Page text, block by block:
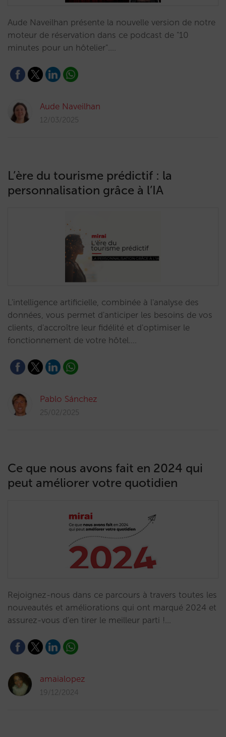
Aude Naveilhan présente la nouvelle version de notre
moteur de réservation dans ce podcast de "10
minutes pour un hôtelier".…
Aude Naveilhan
12/03/2025
L’ère du tourisme prédictif : la
personnalisation grâce à l’IA
L'intelligence artificielle, combinée à l'analyse des
données, vous permet d'anticiper les besoins de vos
clients, d'accroître leur fidélité et d'optimiser le
fonctionnement de votre hôtel.…
Pablo Sánchez
25/02/2025
Ce que nous avons fait en 2024 qui
peut améliorer votre quotidien
Rejoignez-nous dans ce parcours à travers toutes les
nouveautés et améliorations qui ont marqué 2024 et
assurez-vous d'en tirer le meilleur parti !…
amaialopez
19/12/2024